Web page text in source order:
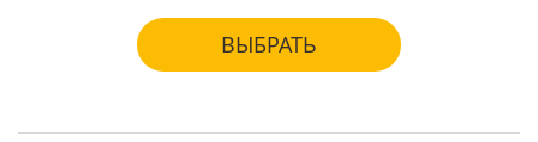
ВЫБРАТЬ